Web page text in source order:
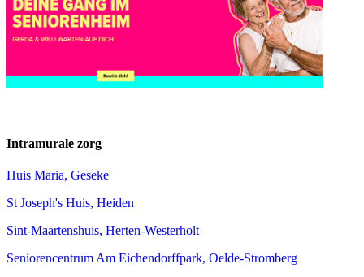
Intramurale zorg
Huis Maria, Geseke
St Joseph's Huis, Heiden
Sint-Maartenshuis, Herten-Westerholt
Seniorencentrum Am Eichendorffpark, Oelde-Stromberg